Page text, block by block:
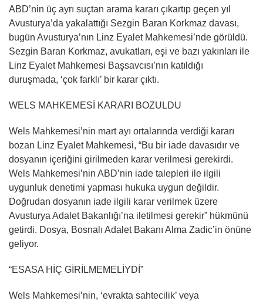
ABD’nin üç ayrı suçtan arama kararı çıkartıp geçen yıl
Avusturya’da yakalattığı Sezgin Baran Korkmaz davası,
bugün Avusturya’nın Linz Eyalet Mahkemesi’nde görüldü.
Sezgin Baran Korkmaz, avukatları, eşi ve bazı yakınları ile
Linz Eyalet Mahkemesi Başsavcısı’nın katıldığı
duruşmada, ‘çok farklı’ bir karar çıktı.
WELS MAHKEMESİ KARARI BOZULDU
Wels Mahkemesi’nin mart ayı ortalarında verdiği kararı
bozan Linz Eyalet Mahkemesi, “Bu bir iade davasıdır ve
dosyanın içeriğini girilmeden karar verilmesi gerekirdi.
Wels Mahkemesi’nin ABD’nin iade talepleri ile ilgili
uygunluk denetimi yapması hukuka uygun değildir.
Doğrudan dosyanın iade ilgili karar verilmek üzere
Avusturya Adalet Bakanlığı’na iletilmesi gerekir” hükmünü
getirdi. Dosya, Bosnalı Adalet Bakanı Alma Zadic’in önüne
geliyor.
“ESASA HİÇ GİRİLMEMELİYDİ”
Wels Mahkemesi’nin, ‘evrakta sahtecilik’ veya